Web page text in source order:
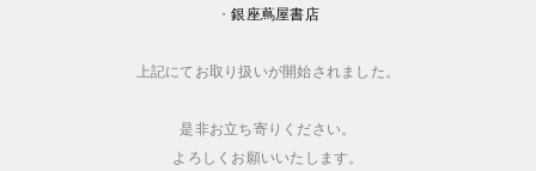
・銀座蔦屋書店
上記にてお取り扱いが開始されました。
是非お立ち寄りください。
よろしくお願いいたします。